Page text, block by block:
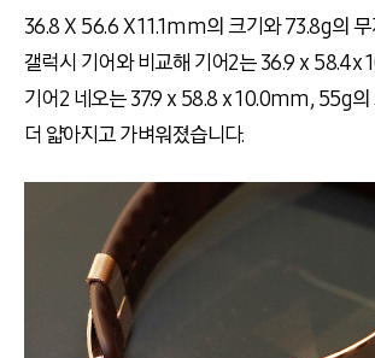
36.8 X 56.6 X 11.1mm의 크기와 73.8g의 무
갤럭시 기어와 비교해 기어2는 36.9 x
기어2 네오는 37.9 x 58.8 x 10.0mm, 55g의
더 얇아지고 가벼워졌습니다.